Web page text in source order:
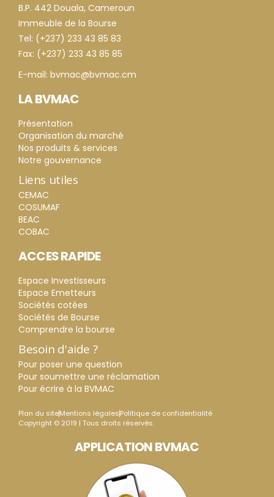
B.P. 442 Douala, Cameroun
Immeuble de la Bourse
Tel: (+237) 233 43 85 83
Fax: (+237) 233 43 85 85
E-mail: bvmac@bvmac.cm
LA BVMAC
Présentation
Organisation du marché
Nos produits & services
Notre gouvernance
Liens utiles
CEMAC
COSUMAF
BEAC
COBAC
ACCES RAPIDE
Espace Investisseurs
Espace Emetteurs
Sociétés cotées
Sociétés de Bourse
Comprendre la bourse
Besoin d'aide ?
Pour poser une question
Pour soumettre une réclamation
Pour écrire à la BVMAC
Plan du siteMentions légalesPolitique de confidentialité
Copyright © 2019 | Tous droits réservés.
APPLICATION BVMAC